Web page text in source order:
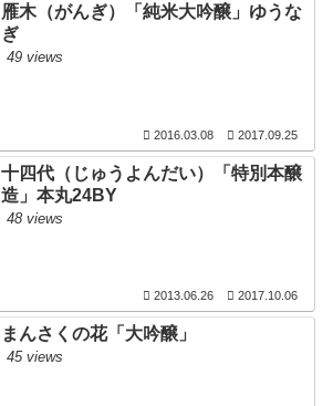
雁木（がんぎ）「純米大吟醸」ゆうな
ぎ
49 views
2016.03.08 2017.09.25
十四代（じゅうよんだい）「特別本醸
造」本丸24BY
48 views
2013.06.26 2017.10.06
まんさくの花「大吟醸」
45 views